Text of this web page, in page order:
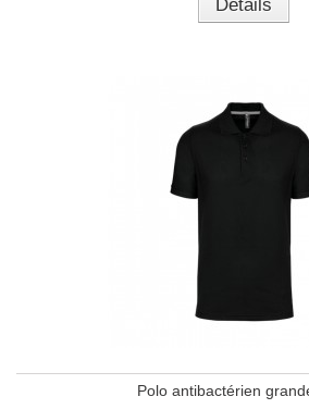
Détails
Polo antibactérien